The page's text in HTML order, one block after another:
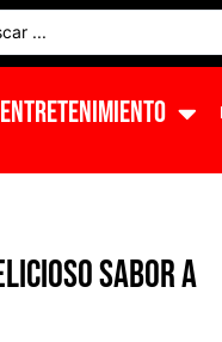
ENTRETENIMIENTO
sabor a